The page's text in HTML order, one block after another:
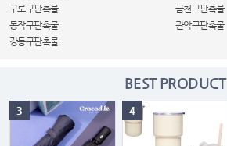
구로구판촉물
금천구판촉물
동작구판촉물
관악구판촉물
강동구판촉물
BEST PRODUCT
3 4